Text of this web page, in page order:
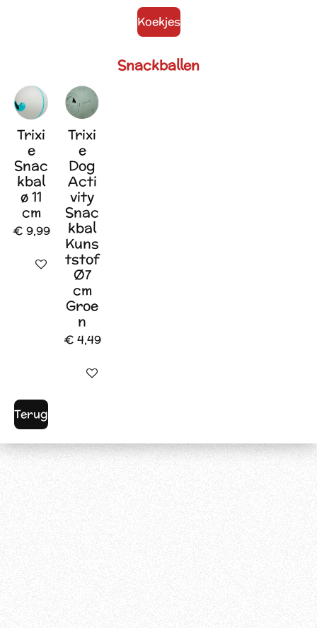
Koekjes
Snackballen
Trixi
e
Snac
kbal
ø 11
cm
€ 9,99
In winkelwagen
Trixi
e
Dog
Acti
vity
Snac
kbal
Kuns
tstof
Ø7
cm
Groe
n
€ 4,49
In winkelwagen
Terug